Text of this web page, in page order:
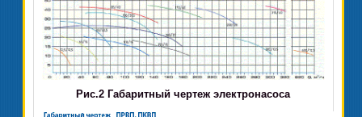
Рис.2 Габаритный чертеж электронасоса